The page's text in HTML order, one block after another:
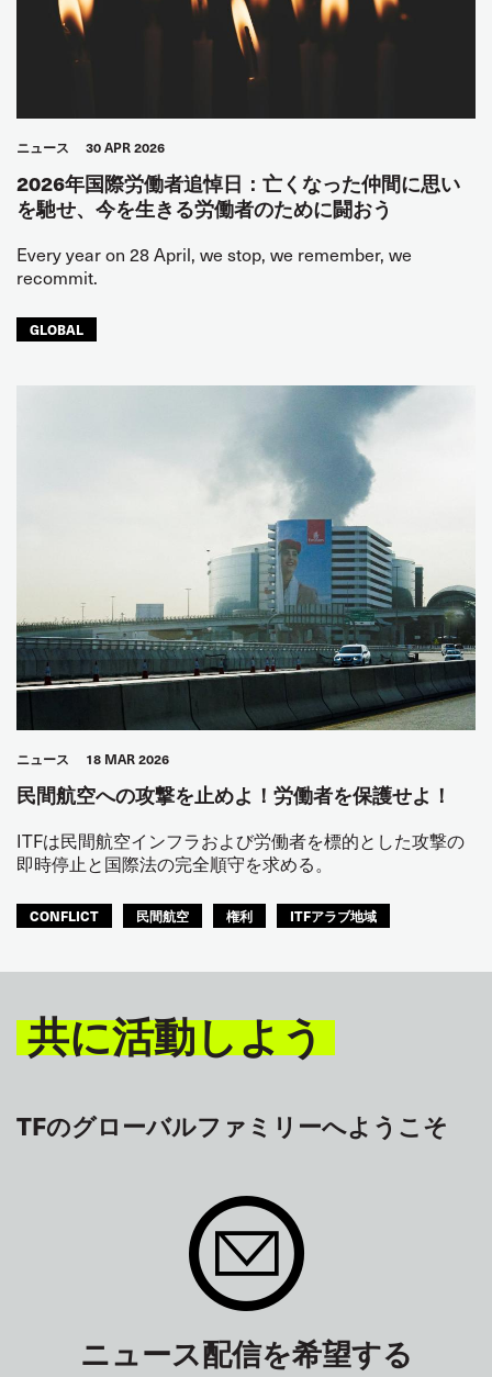
ニュース 30 APR 2026
2026年国際労働者追悼日：亡くなった仲間に思い
を馳せ、今を生きる労働者のために闘おう
Every year on 28 April, we stop, we remember, we
recommit.
GLOBAL
ニュース 18 MAR 2026
民間航空への攻撃を止めよ！労働者を保護せよ！
ITFは民間航空インフラおよび労働者を標的とした攻撃の
即時停止と国際法の完全順守を求める。
CONFLICT 民間航空 権利 ITFアラブ地域
共に活動しよう
TFのグローバルファミリーへようこそ
ニュース配信を希望する